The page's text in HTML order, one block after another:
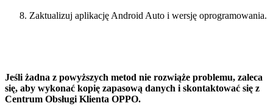
Zaktualizuj aplikację Android Auto i wersję oprogramowania.
Jeśli żadna z powyższych metod nie rozwiąże problemu, zaleca
się, aby wykonać kopię zapasową danych i skontaktować się z
Centrum Obsługi Klienta OPPO.